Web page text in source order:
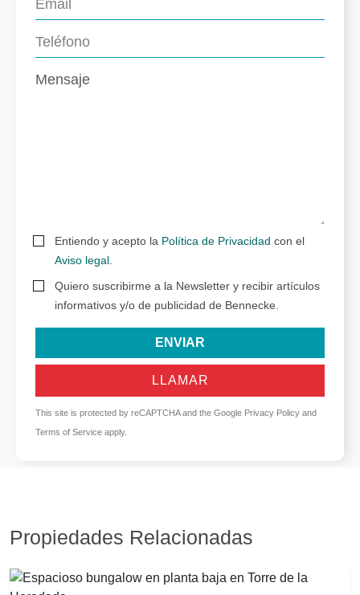
Entiendo y acepto la Política de Privacidad con el
Aviso legal
Quiero suscribirme a la Newsletter y recibir artículos
informativos y/o de publicidad de Bennecke.
ENVIAR
LLAMAR
This site is protected by reCAPTCHA and the Google Privacy Policy and
Terms of Service apply.
Propiedades Relacionadas